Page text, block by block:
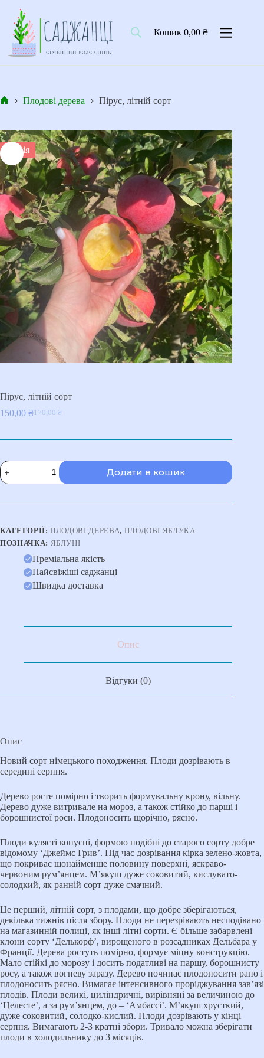
вмісту
Кошик0,00₴
Плодові дерева Пірус, літній сорт
Акція
Пірус, літній сорт
170,00₴
Оригінальна
170,00 ₴.
150,00 ₴Поточна
150,00 ₴.
Пірус,
літній
сорт
Додати в кошик
КАТЕГОРІЇ:ПЛОДОВІ ДЕРЕВА, ПЛОДОВІ ЯБЛУКА
ПОЗНАЧКА: ЯБЛУНІ
Преміальна якість
Найсвіжіші саджанці
Швидка доставка
Опис
Відгуки (0)
Опис
Новий сорт німецького походження. Плоди дозрівають в
середині серпня.
Дерево росте помірно і творить формувальну крону, вільну.
Дерево дуже витривале на мороз, а також стійко до парші і
борошнистої роси. Плодоносить щорічно, рясно.
Плоди кулясті конусні, формою подібні до старого сорту добре
відомому ‘Джеймс Грив’. Під час дозрівання кірка зелено-жовта,
що покриває щонайменше половину поверхні, яскраво-
червоним рум’янцем. М’якуш дуже соковитий, кислувато-
солодкий, як ранній сорт дуже смачний.
Це перший, літній сорт, з плодами, що добре зберігаються,
декілька тижнів після збору. Плоди не перезрівають несподівано
на магазинній полиці, як інші літні сорти. Є більше забарвлені
клони сорту ‘Делькорф’, вирощеного в розсадниках Дельбара у
Франції. Дерева ростуть помірно, формує міцну конструкцію.
Мало стійкі до морозу і досить податливі на паршу, борошнисту
росу, а також вогневу заразу. Дерево починає плодоносити рано і
плодоносить рясно. Вимагає інтенсивного проріджування зав’язі
плодів. Плоди великі, циліндричні, вирівняні за величиною до
‘Целесте’, а за рум’янцем, до – ‘Амбассі’. М’якуш хрусткий,
дуже соковитий, солодко-кислий. Плоди дозрівають у кінці
серпня. Вимагають 2-3 кратні збори. Тривало можна зберігати
плоди в холодильнику до 3 місяців.